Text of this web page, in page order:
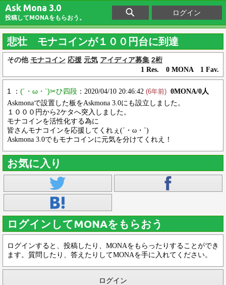
Ask Mona 3.0
投稿してMONAをもらおう。
ログイン
悲壮 モナコインが１００円台に到達
その他 モナコイン 応援 元気 アイディア募集 2桁
1 Res. 0 MONA 1 Fav.
1 ： (´・ω・`)✂ひ四段 ：2020/04/10 20:46:42 (6年前) 0MONA/0人
Askmonaで設置した板をAskmona 3.0にも設立しました。
１０００円から2ケタへ突入しました。
モナコインを活性化する為に
皆さんモナコインを応援してくれぇ(´・ω・`)
Askmona 3.0でもモナコインに元気を分けてくれえ！
お気に入り
ログインしてMONAをもらおう
ログインすると、投稿したり、MONAをもらったりすることができ
ます。質問したり、答えたりしてMONAを手に入れてください。
ログイン